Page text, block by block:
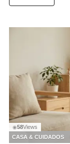
◉58Views
CASA & CUIDADOS